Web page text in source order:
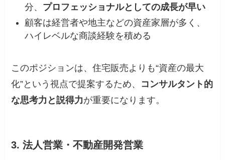
分、 プロフェッショナルとしての成長が早い
顧客は経営者や地主などの資産家層が多く、
ハイレベルな商談経験を積める
このポジションは、住宅販売よりも“資産の最大
化”という視点で提案するため、 コンサルタント的
な思考力と説得力が重要になります。
3. 法人営業・不動産開発営業